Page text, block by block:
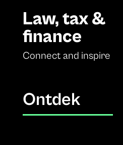
Law, tax &
finance
Connect and inspire
Ontdek